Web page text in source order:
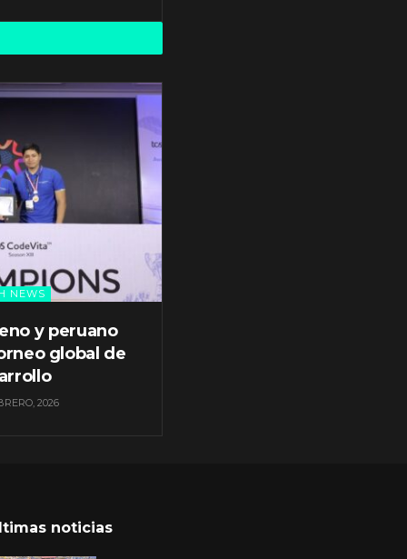
NEWS
y peruano
global de
2026
noticias